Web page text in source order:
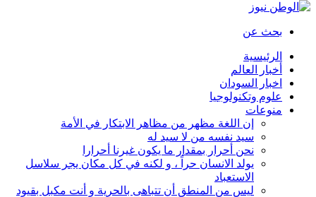
بحث عن
الرئيسية
أخبار العالم
اخبار السودان
علوم وتكنولوجيا
منوعات
إن اللغة مظهر من مظاهر الابتكار في الأمة
سيد نفسه من لا سيد له
نحن أحرار بمقدار ما يكون غيرنا أحرارا
يولد الانسان حراً ، و لكنه في كل مكان يجر سلاسل
الاستعباد
ليس من المنطق أن تتباهى بالحرية و أنت مكبل بقيود